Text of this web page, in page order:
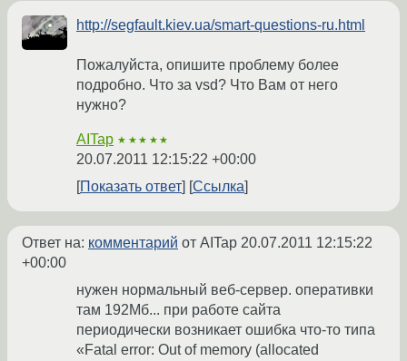
http://segfault.kiev.ua/smart-questions-ru.html
Пожалуйста, опишите проблему более
подробно. Что за vsd? Что Вам от него
нужно?
AITap ★★★★★
20.07.2011 12:15:22 +00:00
Показать ответ
Ссылка
Ответ на: комментарий от AITap 20.07.2011 12:15:22
+00:00
нужен нормальный веб-сервер. оперативки
там 192Мб... при работе сайта
периодически возникает ошибка что-то типа
«Fatal error: Out of memory (allocated